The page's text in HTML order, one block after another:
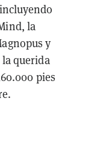
la
y
querida
pies